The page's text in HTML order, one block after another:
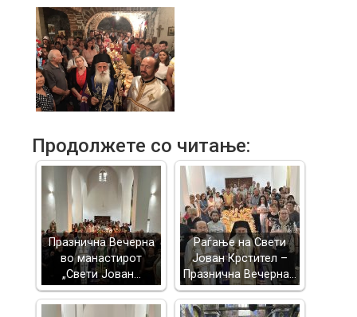
Продолжете со читање:
Празнична Вечерна
во манастирот
„Свети Јован…
Раѓање на Свети
Јован Крстител –
Празнична Вечерна…